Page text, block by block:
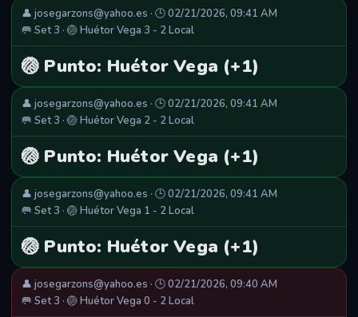
👤 josegarzons@yahoo.es · 🕒 02/21/2026, 09:41 AM
🥅 Set 3 · 🏐 Huétor Vega 3 - 2 Local
🏐 Punto: Huétor Vega (+1)
👤 josegarzons@yahoo.es · 🕒 02/21/2026, 09:41 AM
🥅 Set 3 · 🏐 Huétor Vega 2 - 2 Local
🏐 Punto: Huétor Vega (+1)
👤 josegarzons@yahoo.es · 🕒 02/21/2026, 09:41 AM
🥅 Set 3 · 🏐 Huétor Vega 1 - 2 Local
🏐 Punto: Huétor Vega (+1)
👤 josegarzons@yahoo.es · 🕒 02/21/2026, 09:40 AM
🥅 Set 3 · 🏐 Huétor Vega 0 - 2 Local